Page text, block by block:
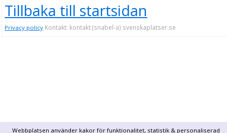
Webbplatsen använder kakor för funktionalitet, statistik & personaliserad
Tillbaka till startsidan
Privacy policy Kontakt: kontakt (snabel-a) svenskaplatser.se